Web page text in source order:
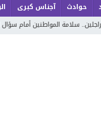
حوادث آجناس كبرى
المسؤولية دراجات